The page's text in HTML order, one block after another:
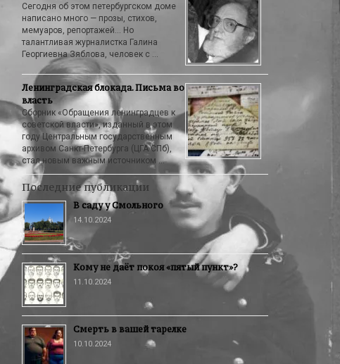
Сегодня об этом петербургском доме
написано много — прозы, стихов,
мемуаров, репортажей… Но
талантливая журналистка Галина
Георгиевна Зяблова, человек с …
Ленинградская блокада. Письма во
власть
Сборник «Обращения ленинградцев к
советской власти», изданный в этом
году Центральным государственным
архивом Санкт-Петербурга (ЦГА СПб),
стал новым важным источником …
Последние публикации
В саду у Смольного
14.10.2024
Кому не даёт покоя «пятый пункт»?
11.10.2024
Смерть в вашей тарелке
10.10.2024